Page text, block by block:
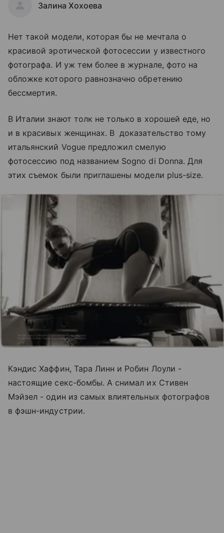
Залина Хохоева
Нет такой модели, которая бы не мечтала о
красивой эротической фотосессии у известного
фотографа. И уж тем более в журнале, фото на
обложке которого равнозначно обретению
бессмертия.
В Италии знают толк не только в хорошей еде, но
и в красивых женщинах. В доказательство тому
итальянский Vogue предложил смелую
фотосессию под названием Sogno di Donna. Для
этих съемок были приглашены модели plus-size.
Кэндис Хаффин, Тара Линн и Робин Лоули -
настоящие секс-бомбы. А снимал их Стивен
Мэйзел - один из самых влиятельных фотографов
в фэшн-индустрии.